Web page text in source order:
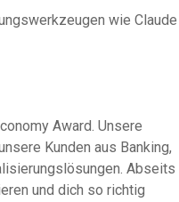
wie Claude
Award. Unsere
Kunden aus Banking,
Abseits
und dich so richtig